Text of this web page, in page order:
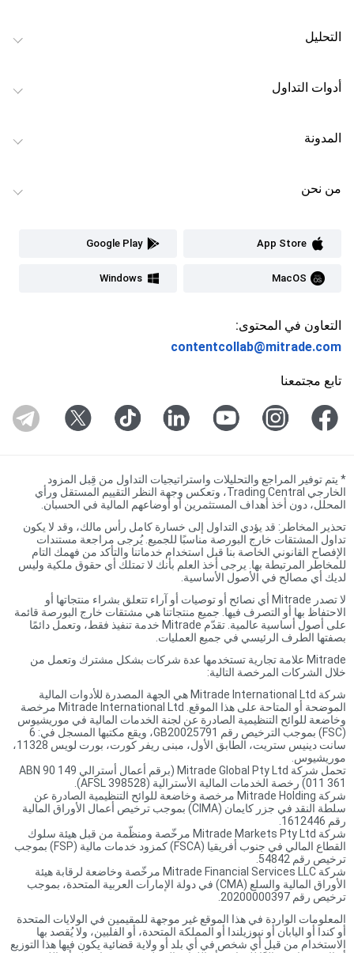
التحليل
أدوات التداول
المدونة
من نحن
App Store
Google Play
MacOS
Windows
التعاون في المحتوى:
contentcollab@mitrade.com
تابع مجتمعنا
* يتم توفير المراجع والتحليلات واستراتيجيات التداول من قِبل المزود
الخارجي Trading Central، وتعكس وجهة النظر التقييم المستقل ورأي
المحلل، دون أخذ أهداف المستثمرين أو أوضاعهم المالية في الحسبان.
تحذير المخاطر: قد يؤدي التداول إلى خسارة كامل رأس مالك، وقد لا يكون
تداول المشتقات خارج البورصة مناسبًا للجميع. يُرجى مراجعة مستندات
الإفصاح القانوني الخاصة بنا قبل استخدام خدماتنا والتأكد من فهمك التام
للمخاطر المرتبطة بها. يرجى أخذ العلم بأنك لا تمتلك أي حقوق ملكية وليس
لديك أي مصالح في الأصول الأساسية.
لا تصدر Mitrade أي نصائح أو توصيات أو آراء تتعلق بشراء منتجاتها أو
الاحتفاظ بها أو التصرف فيها. جميع منتجاتنا هي مشتقات خارج البورصة قائمة
على أصول أساسية عالمية. تقدّم Mitrade خدمة تنفيذ فقط، وتعمل دائمًا
بصفتها الطرف الرئيسي في جميع العمليات.
Mitrade علامة تجارية تستخدمها عدة شركات بشكل مشترك وتعمل من
خلال الشركات المرخصة التالية:
شركة Mitrade International Ltd هي الجهة المصدرة للأدوات المالية
الموضحة أو المتاحة على هذا الموقع. Mitrade International Ltd مرخصة
وخاضعة للوائح التنظيمية الصادرة عن لجنة الخدمات المالية في موريشيوس
(FSC) بموجب الترخيص رقم GB20025791، ويقع مكتبها المسجل في: 6
سانت دينيس ستريت، الطابق الأول، مبنى ريفر كورت، بورت لويس 11328،
موريشيوس.
تحمل شركة Mitrade Global Pty Ltd (برقم أعمال أسترالي ABN 90 149
011 361) رخصة الخدمات المالية الأسترالية (AFSL 398528).
شركة Mitrade Holding مرخصة وخاضعة للوائح التنظيمية الصادرة عن
سلطة النقد في جزر كايمان (CIMA) بموجب ترخيص أعمال الأوراق المالية
رقم 1612446.
شركة Mitrade Markets Pty Ltd مرخّصة ومنظّمة من قبل هيئة سلوك
القطاع المالي في جنوب أفريقيا (FSCA) كمزود خدمات مالية (FSP) بموجب
ترخيص رقم 54842.
شركة Mitrade Financial Services LLC مرخّصة وخاضعة لرقابة هيئة
الأوراق المالية والسلع (CMA) في دولة الإمارات العربية المتحدة، بموجب
ترخيص رقم 20200000397.
المعلومات الواردة في هذا الموقع غير موجهة للمقيمين في الولايات المتحدة
أو كندا أو اليابان أو نيوزيلندا أو المملكة المتحدة، أو الفلبين، ولا يُقصد بها
الاستخدام من قبل أي شخص في أي بلد أو ولاية قضائية يكون فيها هذا التوزيع